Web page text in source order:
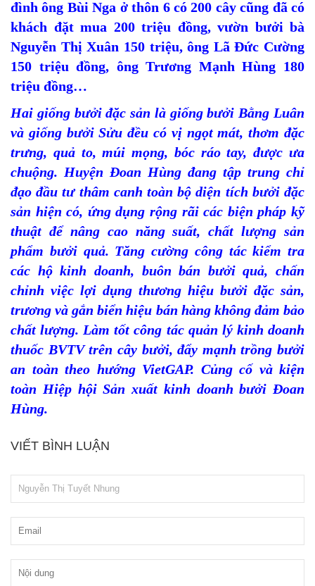
đình ông Bùi Nga ở thôn 6 có 200 cây cũng đã có
khách đặt mua 200 triệu đồng, vườn bưởi bà
Nguyễn Thị Xuân 150 triệu, ông Lã Đức Cường
150 triệu đồng, ông Trương Mạnh Hùng 180
triệu đồng…
Hai giống bưởi đặc sản là giống bưởi Bằng Luân
và giống bưởi Sửu đều có vị ngọt mát, thơm đặc
trưng, quả to, múi mọng, bóc ráo tay, được ưa
chuộng. Huyện Đoan Hùng đang tập trung chỉ
đạo đầu tư thâm canh toàn bộ diện tích bưởi đặc
sản hiện có, ứng dụng rộng rãi các biện pháp kỹ
thuật để nâng cao năng suất, chất lượng sản
phẩm bưởi quả. Tăng cường công tác kiểm tra
các hộ kinh doanh, buôn bán bưởi quả, chấn
chỉnh việc lợi dụng thương hiệu bưởi đặc sản,
trương và gắn biển hiệu bán hàng không đảm bảo
chất lượng. Làm tốt công tác quản lý kinh doanh
thuốc BVTV trên cây bưởi, đẩy mạnh trồng bưởi
an toàn theo hướng VietGAP. Củng cố và kiện
toàn Hiệp hội Sản xuất kinh doanh bưởi Đoan
Hùng.
VIẾT BÌNH LUẬN